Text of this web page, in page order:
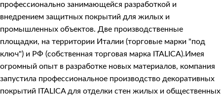
профессионально занимающейся разработкой и
внедрением защитных покрытий для жилых и
промышленных объектов. Две производственные
площадки, на территории Италии (торговые марки "под
ключ") и РФ (собственная торговая марка ITALICA).Имея
огромный опыт в разработке новых материалов, компания
запустила профессиональное производство декоративных
покрытий ITALICA для отделки стен жилых и общественных